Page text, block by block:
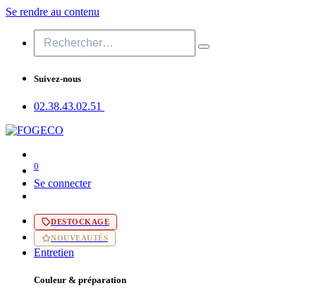
Se rendre au contenu
Suivez-nous
02.38.43​.02.51
0
Se connecter
DESTOCKAGE
NOUVEAUTÉS
Entretien
Couleur & préparation